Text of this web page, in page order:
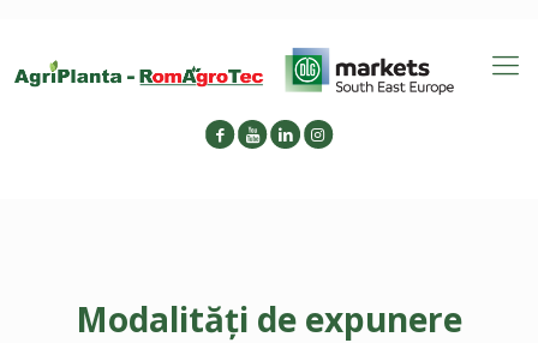
Modalități de expunere